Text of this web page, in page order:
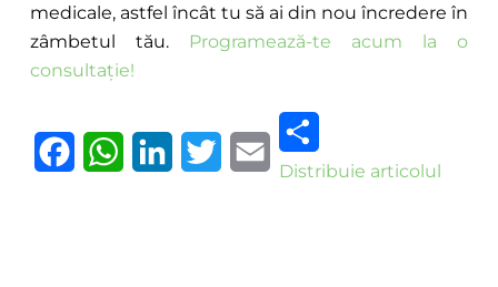
medicale, astfel încât tu să ai din nou încredere în
zâmbetul tău.
Programează-te acum la o
consultație!
Distribuie articolul